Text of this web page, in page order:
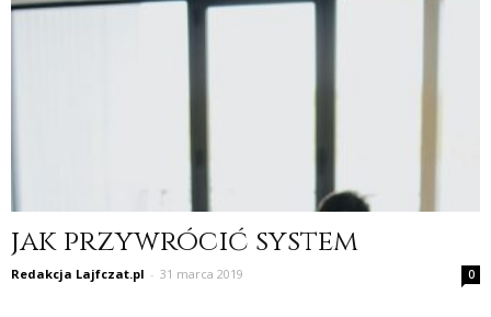
jak przywrócić system
Redakcja Lajfczat.pl - 31 marca 2019 0